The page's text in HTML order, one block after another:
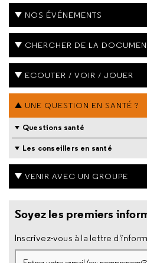
NOS ÉVÉNEMENTS
CHERCHER DE LA
ECOUTER / VOIR / JOUER
UNE QUESTION EN SANTÉ ?
Questions santé
Les conseillers en santé
VENIR AVEC UN GROUPE
Soyez les premiers
Inscrivez-vous à la lettre